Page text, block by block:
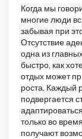
Когда мы
многие люди
забывая при
Отсутствие
одна из
быстро, как
отдых может
роста. Каждый
подвергается
только во
получают